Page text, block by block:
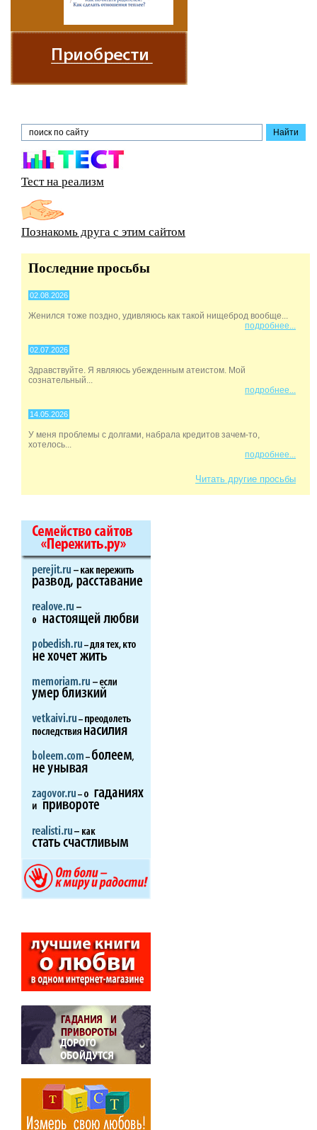
Тест на реализм
Познакомь друга с этим сайтом
Последние просьбы
02.08.2026
Женился тоже поздно, удивляюсь как такой нищеброд вообще...
подробнее...
02.07.2026
Здравствуйте. Я являюсь убежденным атеистом. Мой
сознательный...
подробнее...
14.05.2026
У меня проблемы с долгами, набрала кредитов зачем-то,
хотелось...
подробнее...
Читать другие просьбы